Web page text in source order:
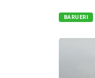
BARUERI